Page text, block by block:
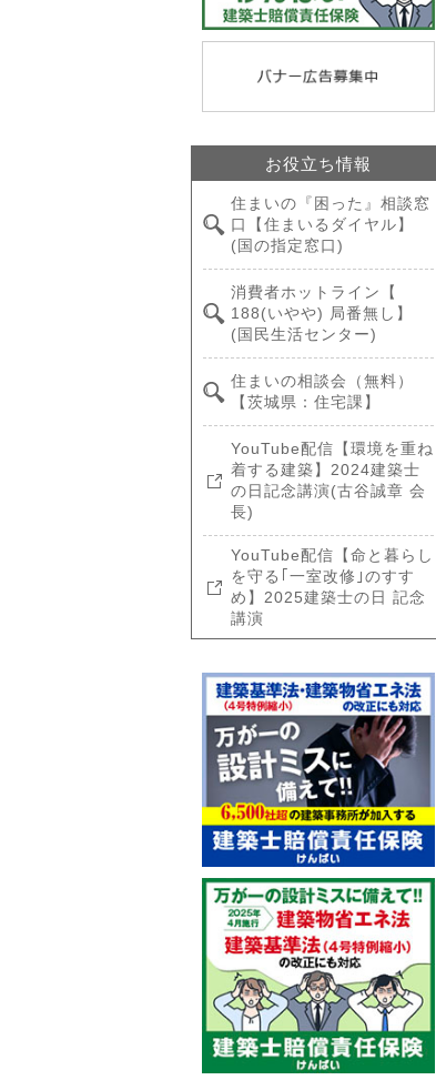
お役立ち情報
住まいの『困った』相談窓
口【住まいるダイヤル】
(国の指定窓口)
消費者ホットライン【
188(いやや) 局番無し】
(国民生活センター)
住まいの相談会（無料）
【茨城県：住宅課】
YouTube配信【環境を重ね
着する建築】2024建築士
の日記念講演(古谷誠章 会
長)
YouTube配信【命と暮らし
を守る｢一室改修｣のすす
め】2025建築士の日 記念
講演